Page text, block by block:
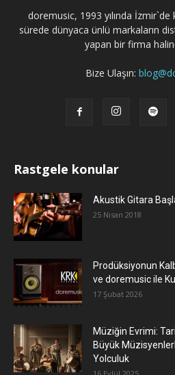
doremusic, 1993 yılında
sürede dünyaca ünlü markaların
yapan bir firma
Bize Ulaşın:
Rastgele konular
Akustik Gitara
25 Nisan 2018
Prodüksiyonun
ve doremusic ile
17 Şubat 2026
Müziğin Evrimi:
Büyük
Yolculuk